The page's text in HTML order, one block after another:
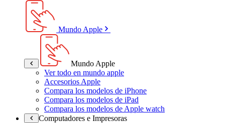
Mundo Apple
Mundo Apple
Ver todo en mundo apple
Accesorios Apple
Compara los modelos de iPhone
Compara los modelos de iPad
Compara los modelos de Apple watch
Computadores e Impresoras